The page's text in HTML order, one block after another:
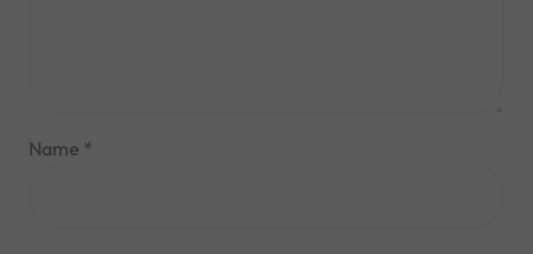
Name *